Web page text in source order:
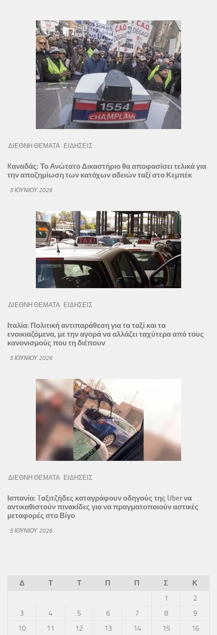
ΔΙΕΘΝΗ ΘΕΜΑΤΑ ΕΙΔΗΣΕΙΣ
Kαναδάς: Το Ανώτατο Δικαστήριο θα αποφασίσει τελικά για
την αποζημίωση των κατόχων αδειών ταξί στο Κεμπέκ
5 ΙΟΥΝΊΟΥ 2026
ΔΙΕΘΝΗ ΘΕΜΑΤΑ ΕΙΔΗΣΕΙΣ
Ιταλία: Πολιτική αντιπαράθεση για τα ταξί και τα
ενοικιαζόμενα, με την αγορά να αλλάζει ταχύτερα από τους
κανονισμούς που τη διέπουν
5 ΙΟΥΝΊΟΥ 2026
ΔΙΕΘΝΗ ΘΕΜΑΤΑ ΕΙΔΗΣΕΙΣ
Ισπανία: Tαξιτζήδες καταγράφουν οδηγούς της Uber να
αντικαθιστούν πινακίδες για να πραγματοποιούν αστικές
μεταφορές στο Βίγο
5 ΙΟΥΝΊΟΥ 2026
Δ Τ Τ Π Π Σ
Κ
1
2
3
4 5 6 7 8
9
10
11 12 13 14 15
16